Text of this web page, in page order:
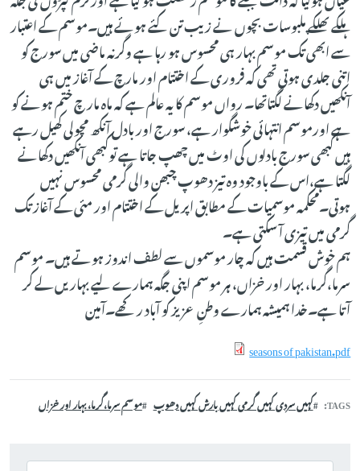
ہلکے پھلکے ملبوسات بچوں نے زیب تن کئے ہوئے ہیں۔موسم کے اعتبار
سے ابھی تک موسم بہار ہی محسوس ہو رہا ہے وگرنہ ماضی میں سورج کو
اتنی جلدی ہوتی تھی کہ فروری کے اختتام اور مارچ کے آغاز میں ہی
آنکھیں دکھانے لگتاتھا۔ رواں موسم کا یہ عالم ہے کہ ماہ مار چ ختم ہونے کو
ہے اورموسم انتہائی خوشگوار ہے، سورج اور بادل آنکھ مچولی کھیل رہے
ہیں کبھی سورج بادلوں کی اوٹ میں چھپ جاتا ہے توکبھی آنکھیں دکھانے
لگتا ہے،اس کے باوجود وہ تیز دھوپ چبھن والی گرمی محسوس نہیں
ہوتی۔محکمہ موسمیات کے مطابق اپریل کے اختتام اور مئی کے آغاز تک
گرمی میں تیزی آ سکتی ہے۔
ہم خوش قسمت ہیں کہ چار موسموں سے لطف اندوز ہوتے ہیں۔ موسم
سرما،گرما، بہار اور خزاں، ہر موسم اپنی جگہ ہمارے لیے بہاریں لے کر
آتا ہے۔خدا ہمیشہ ہمارے وطنِ عزیز کو آباد رکھے۔آمین
seasons of pakistan.pdf
TAGS کہیں سردی کہیں گرمی کہیں بارش کہیں دھوپ موسم سرما،گرما، بہار اور خزاں